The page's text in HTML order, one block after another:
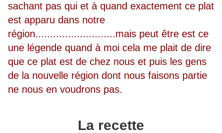
sachant pas qui et à quand exactement ce plat
est apparu dans notre
région...........................mais peut être est ce
une légende quand à moi cela me plait de dire
que ce plat est de chez nous et puis les gens
de la nouvelle région dont nous faisons partie
ne nous en voudrons pas.
La recette